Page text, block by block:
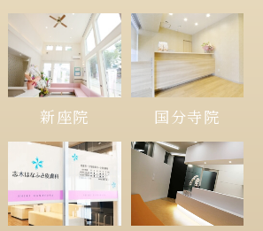
新座院 国分寺院